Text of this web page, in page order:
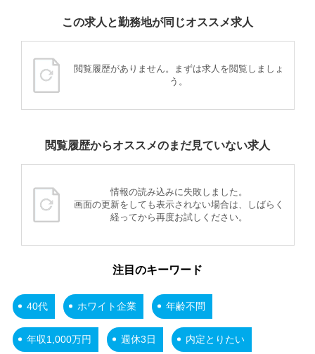
この求人と勤務地が同じオススメ求人
閲覧履歴がありません。まずは求人を閲覧しましょ
う。
閲覧履歴からオススメのまだ見ていない求人
情報の読み込みに失敗しました。
画面の更新をしても表示されない場合は、しばらく
経ってから再度お試しください。
注目のキーワード
40代 ホワイト企業 年齢不問
年収1,000万円 週休3日 内定とりたい